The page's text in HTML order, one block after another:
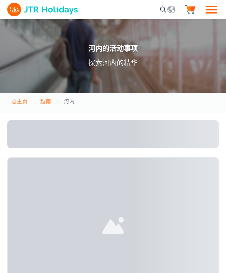
Mobile Search
河内的活动事项
探索河内的精华
主页 越南 河内